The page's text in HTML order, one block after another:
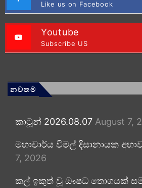
Like us on Facebook
Youtube
Subscribe US
නවතම
කාටූන් 2026.08.07 August 7,
මහාචාර්ය විමල් දිසානායක
7, 2026
කල් ඉකුත් වූ ඖෂධ තොගයක්